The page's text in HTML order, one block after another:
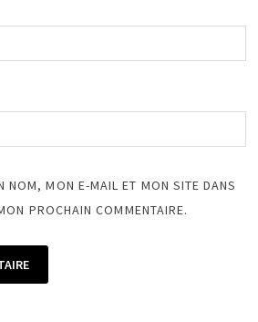
NOM, MON E-MAIL ET MON SITE DANS
PROCHAIN COMMENTAIRE.